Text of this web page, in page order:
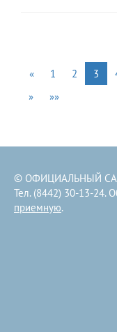
« 1 2 3
»
»»
© ОФИЦИАЛЬНЫЙ
Тел. (8442) 30-13-24.
приемную.